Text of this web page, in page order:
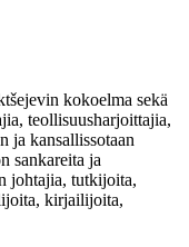
kokoelma sekä
teollisuusharjoittajia,
ja kansallissotaan
sankareita ja
johtajia, tutkijoita,
kirjailijoita,